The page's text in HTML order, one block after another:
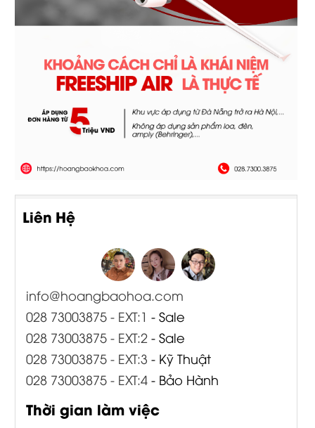
Liên Hệ
info@hoangbaohoa.com
028 73003875 - EXT:1 - Sale
028 73003875 - EXT:2- Sale
028 73003875 - EXT:3 - Kỹ Thuật
028 73003875 - EXT:4- Bảo Hành
Thời gian làm việc